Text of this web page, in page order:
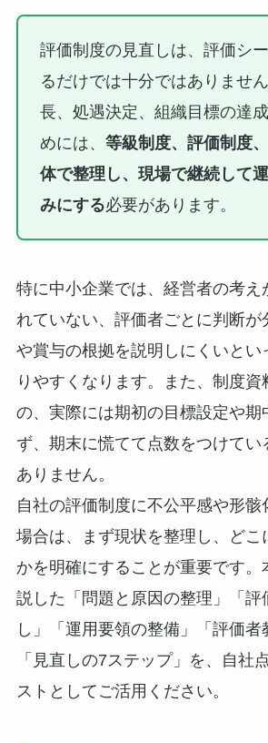
評価制度の見直しは、評価シ
るだけでは十分ではありませ
長、処遇決定、組織目標の達
めには、 等級制度、評価制度
体で整理し、現場で継続して
みにする必要があります。
特に中小企業では、経営者の考え
れていない、評価者ごとに判断が
や賞与の根拠を説明しにくいとい
りやすくなります。また、制度資
の、実際には期初の目標設定や期
ず、期末に慌てて点数をつけてい
ありません。
自社の評価制度に不公平感や形骸
場合は、まず現状を整理し、どこ
かを明確にすることが重要です。
説した「問題と原因の整理」「評
し」「運用要領の整備」「評価者
「見直しの7ステップ」を、自社
ストとしてご活用ください。